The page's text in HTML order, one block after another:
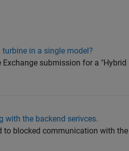
in a single model?
Exchange submission for a
with the backend serivces.
to blocked communication with